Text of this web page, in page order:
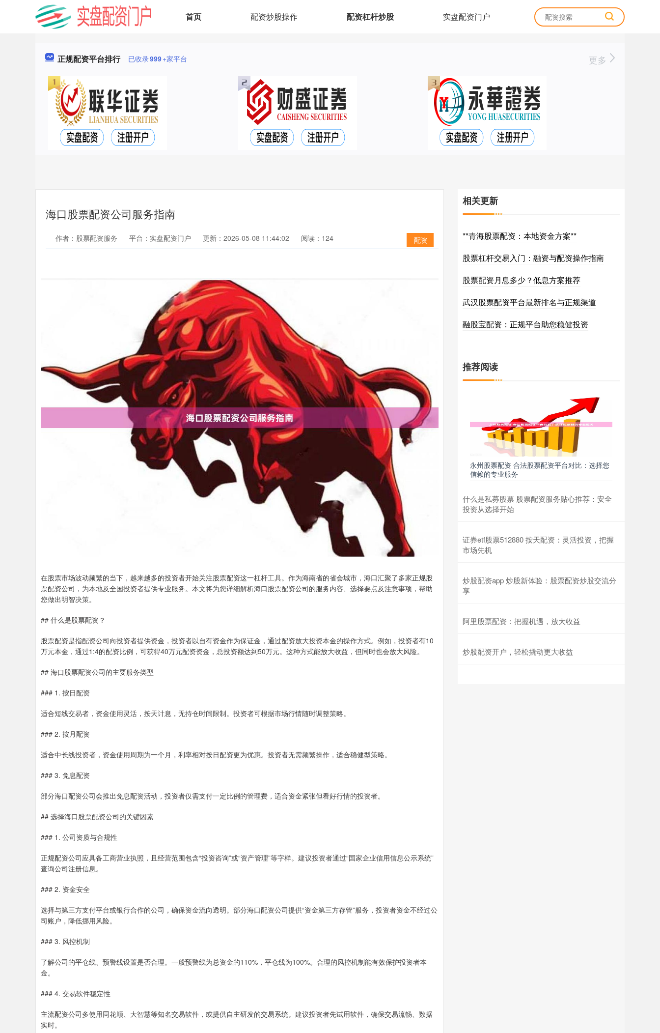
首页 配资炒股操作 配资杠杆炒股 实盘配资门户
正规配资平台排行 已收录999+家平台 更多
海口股票配资公司服务指南
配资
作者：股票配资服务 平台：实盘配资门户 更新：2026-05-08 11:44:02 阅读：124
在股票市场波动频繁的当下，越来越多的投资者开始关注股票配资这一杠杆工具。作为海南省的省会城市，海口汇聚了多家正规股
票配资公司，为本地及全国投资者提供专业服务。本文将为您详细解析海口股票配资公司的服务内容、选择要点及注意事项，帮助
您做出明智决策。
## 什么是股票配资？
股票配资是指配资公司向投资者提供资金，投资者以自有资金作为保证金，通过配资放大投资本金的操作方式。例如，投资者有10
万元本金，通过1:4的配资比例，可获得40万元配资资金，总投资额达到50万元。这种方式能放大收益，但同时也会放大风险。
## 海口股票配资公司的主要服务类型
### 1. 按日配资
适合短线交易者，资金使用灵活，按天计息，无持仓时间限制。投资者可根据市场行情随时调整策略。
### 2. 按月配资
适合中长线投资者，资金使用周期为一个月，利率相对按日配资更为优惠。投资者无需频繁操作，适合稳健型策略。
### 3. 免息配资
部分海口配资公司会推出免息配资活动，投资者仅需支付一定比例的管理费，适合资金紧张但看好行情的投资者。
## 选择海口股票配资公司的关键因素
### 1. 公司资质与合规性
正规配资公司应具备工商营业执照，且经营范围包含“投资咨询”或“资产管理”等字样。建议投资者通过“国家企业信用信息公示系统”
查询公司注册信息。
### 2. 资金安全
选择与第三方支付平台或银行合作的公司，确保资金流向透明。部分海口配资公司提供“资金第三方存管”服务，投资者资金不经过公
司账户，降低挪用风险。
### 3. 风控机制
了解公司的平仓线、预警线设置是否合理。一般预警线为总资金的110%，平仓线为100%。合理的风控机制能有效保护投资者本
金。
### 4. 交易软件稳定性
主流配资公司多使用同花顺、大智慧等知名交易软件，或提供自主研发的交易系统。建议投资者先试用软件，确保交易流畅、数据
实时。
相关更新
**青海股票配资：本地资金方案**
股票杠杆交易入门：融资与配资操作指南
股票配资月息多少？低息方案推荐
武汉股票配资平台最新排名与正规渠道
融股宝配资：正规平台助您稳健投资
推荐阅读
永州股票配资 合法股票配资平台对比：选择您
信赖的专业服务
什么是私募股票 股票配资服务贴心推荐：安全
投资从选择开始
证券etf股票512880 按天配资：灵活投资，把握
市场先机
炒股配资app 炒股新体验：股票配资炒股交流分
享
阿里股票配资：把握机遇，放大收益
炒股配资开户，轻松撬动更大收益